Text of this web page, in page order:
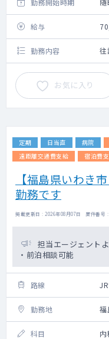
勤務開始時期
給与
勤務内容 往
お気に入り
定期 日当直 病院
遠距離交通費支給
宿泊費
【福島県いわき
勤務です
掲載更新日 : 2026年08月07日 案件番号
担当エージェント
・前泊相談可能
路線
勤務地 福
科目 内